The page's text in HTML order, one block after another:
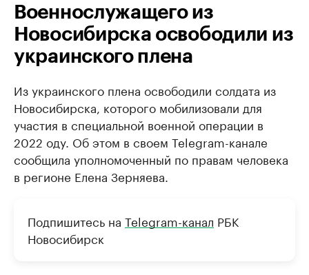
Военнослужащего из
Новосибирска освободили из
украинского плена
Из украинского плена освободили солдата из
Новосибирска, которого мобилизовали для
участия в специальной военной операции в
2022 оду. Об этом в своем Telegram-канале
сообщила уполномоченный по правам человека
в регионе Елена Зерняева.
Подпишитесь на Telegram-канал РБК
Новосибирск